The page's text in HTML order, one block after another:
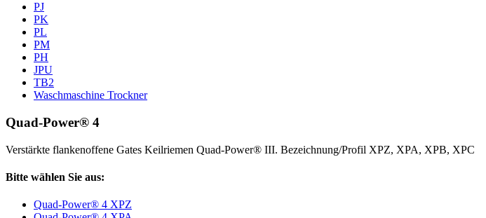
PJ
PK
PL
PM
PH
JPU
TB2
Waschmaschine Trockner
Quad-Power® 4
Verstärkte flankenoffene Gates Keilriemen Quad-Power® III. Bezeichnung/Profil XPZ, XPA, XPB, XPC
Bitte wählen Sie aus:
Quad-Power® 4 XPZ